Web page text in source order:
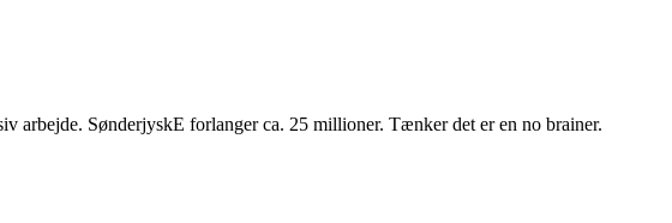
arbejde. SønderjyskE forlanger ca. 25 millioner. Tænker det er en no brainer.